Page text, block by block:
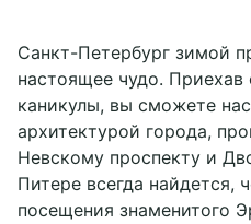
Санкт-Петербург зимой
настоящее чудо.
каникулы, вы сможете
архитектурой города,
Невскому проспекту и
Питере всегда найдется,
посещения знаменитого